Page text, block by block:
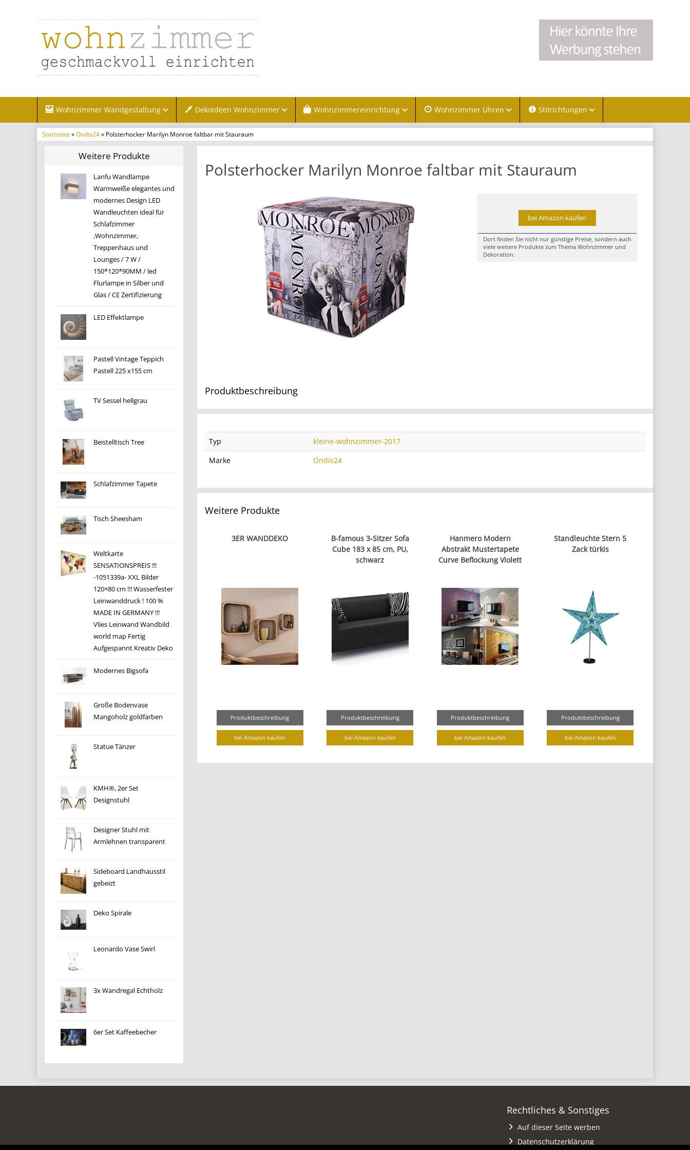
Wohnzimmer Wandgestaltung Dekoideen Wohnzimmer Wohnzimmereinrichtung Wohnzimmer Uhren Stilrichtungen
Startseite»Ondis24» Polsterhocker Marilyn Monroe faltbar mit Stauraum
Weitere Produkte
Lanfu Wandlampe
Warmweiße elegantes und
modernes Design LED
Wandleuchten ideal für
Schlafzimmer
,Wohnzimmer,
Treppenhaus und
Lounges / 7 W /
150*120*90MM / led
Flurlampe in Silber und
Glas / CE Zertifizierung
LED Effektlampe
Pastell Vintage Teppich
Pastell 225 x155 cm
TV Sessel hellgrau
Beistelltisch Tree
Schlafzimmer Tapete
Tisch Sheesham
Weltkarte
SENSATIONSPREIS !!!
-1051339a- XXL Bilder
120×80 cm !!! Wasserfester
Leinwanddruck ! 100 %
MADE IN GERMANY !!!
Vlies Leinwand Wandbild
world map Fertig
Aufgespannt Kreativ Deko
Modernes Bigsofa
Große Bodenvase
Mangoholz goldfarben
Statue Tänzer
KMH®, 2er Set
Designstuhl
Designer Stuhl mit
Armlehnen transparent
Sideboard Landhausstil
gebeizt
Deko Spirale
Leonardo Vase Swirl
3x Wandregal Echtholz
6er Set Kaffeebecher
Polsterhocker Marilyn Monroe faltbar mit Stauraum
bei Amazon kaufen
Dort finden Sie nicht nur günstige Preise, sondern auch
viele weitere Produkte zum Thema Wohnzimmer und
Dekoration.
Produktbeschreibung
Typ
kleine-wohnzimmer-2017
Marke
Ondis24
Weitere Produkte
3ER WANDDEKO
Produktbeschreibung
bei Amazon kaufen
B-famous 3-Sitzer Sofa
Cube 183 x 85 cm, PU,
schwarz
Produktbeschreibung
bei Amazon kaufen
Hanmero Modern
Abstrakt Mustertapete
Curve Beflockung Violett
Produktbeschreibung
bei Amazon kaufen
Standleuchte Stern 5
Zack türkis
Produktbeschreibung
bei Amazon kaufen
Rechtliches & Sonstiges
Auf dieser Seite werben
Datenschutzerklärung